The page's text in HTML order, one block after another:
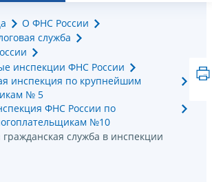
О ФНС России
служба
инспекции ФНС России
инспекция по крупнейшим
№ 5
ФНС России по
№10
гражданская служба в инспекции